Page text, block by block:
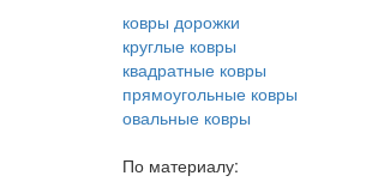
ковры дорожки
круглые ковры
квадратные ковры
прямоугольные ковры
овальные ковры
По материалу: